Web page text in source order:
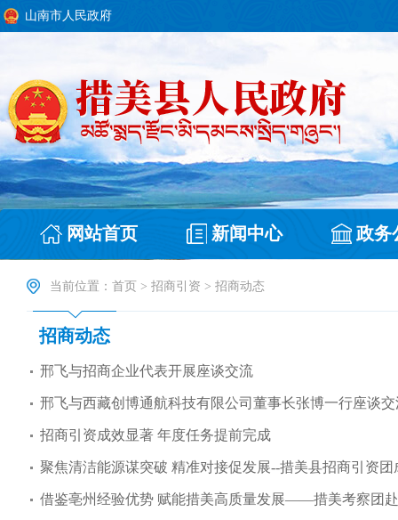
山南市人民政府
网站首页 新闻中心 政务
当前位置： 首页 > 招商引资 > 招商动态
招商动态
邢飞与招商企业代表开展座谈交流
邢飞与西藏创博通航科技有限公司董事长张博一行座谈交
招商引资成效显著 年度任务提前完成
聚焦清洁能源谋突破 精准对接促发展--措美县招商引资团
借鉴亳州经验优势 赋能措美高质量发展——措美考察团